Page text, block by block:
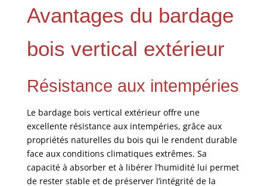
Avantages du bardage
bois vertical extérieur
Résistance aux intempéries
Le bardage bois vertical extérieur offre une
excellente résistance aux intempéries, grâce aux
propriétés naturelles du bois qui le rendent durable
face aux conditions climatiques extrêmes. Sa
capacité à absorber et à libérer l’humidité lui permet
de rester stable et de préserver l’intégrité de la